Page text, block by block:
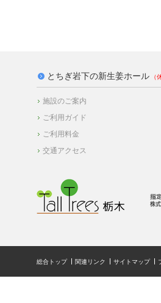
とちぎ岩下の新生姜ホール
施設のご案内
ご利用ガイド
ご利用料金
交通アクセス
総合トップ 関連リンク サイトマップ